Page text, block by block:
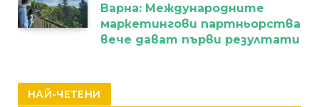
Варна: Международните
маркетингови партньорства
вече дават първи резултати
НАЙ-ЧЕТЕНИ